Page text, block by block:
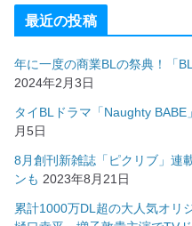
最近の投稿
年に一度の商業BLの祭典！「
2024年2月3日
タイBLドラマ「Naughty BABE
月5日
8月創刊新雑誌「ピクリブ」連
ンも 2023年8月21日
累計1000万DL超の大人気オリ